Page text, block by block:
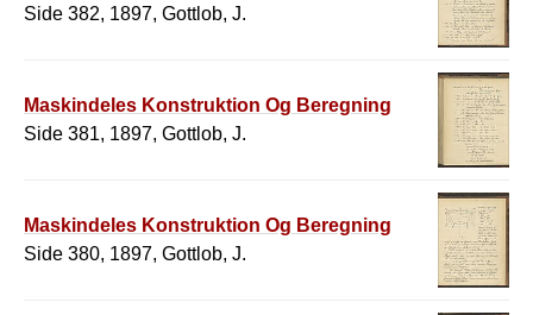
Side 382, 1897, Gottlob, J.
Maskindeles Konstruktion Og Beregning
Side 381, 1897, Gottlob, J.
Maskindeles Konstruktion Og Beregning
Side 380, 1897, Gottlob, J.